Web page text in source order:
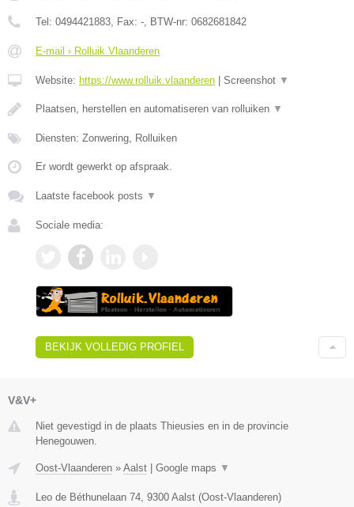
Tel: 0494421883, Fax: -, BTW-nr: 0682681842
E-mail › Rolluik Vlaanderen
Website: https://www.rolluik.vlaanderen Screenshot ▼
Plaatsen, herstellen en automatiseren van rolluiken ▼
Diensten: Zonwering, Rolluiken
Er wordt gewerkt op afspraak.
Laatste facebook posts ▼
Sociale media:
BEKIJK VOLLEDIG PROFIEL
V&V+
Niet gevestigd in de plaats Thieusies en in de provincie
Henegouwen.
Oost-Vlaanderen » Aalst Google maps ▼
Leo de Béthunelaan 74 9300 Aalst (Oost-Vlaanderen)